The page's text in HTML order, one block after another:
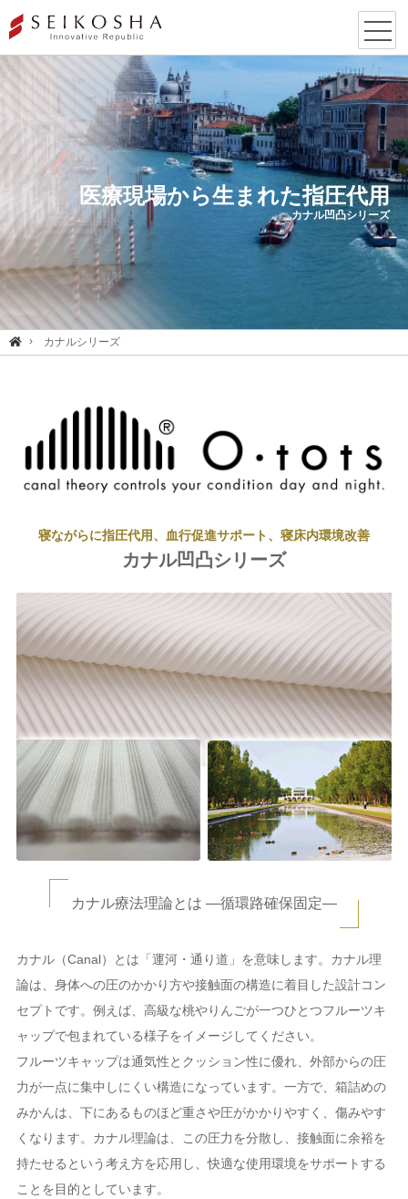
医療現場から生まれた指圧代用
カナル凹凸シリーズ
カナルシリーズ
寝ながらに指圧代用、血行促進サポート、寝床内環境改善
カナル凹凸シリーズ
カナル療法理論とは ―循環路確保固定―
カナル（Canal）とは「運河・通り道」を意味します。カナル理
論は、身体への圧のかかり方や接触面の構造に着目した設計コン
セプトです。例えば、高級な桃やりんごが一つひとつフルーツキ
ャップで包まれている様子をイメージしてください。
フルーツキャップは通気性とクッション性に優れ、外部からの圧
力が一点に集中しにくい構造になっています。一方で、箱詰めの
みかんは、下にあるものほど重さや圧がかかりやすく、傷みやす
くなります。カナル理論は、この圧力を分散し、接触面に余裕を
持たせるという考え方を応用し、快適な使用環境をサポートする
ことを目的としています。